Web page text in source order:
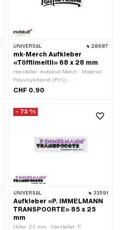
UNIVERSAL 28687
mk-Merch Aufkleber
«Töfflimeitli» 68 x 28 mm
Hersteller: mofakult Merch · Material:
Polyvinylchlorid (PVC) ·
Verwendungsort: Universal ·
Beständigkeit: benzinbeständig ·
CHF 0.90
- 73 %
UNIVERSAL 33591
Aufkleber «P. IMMELMANN
TRANSPOORTE» 85 x 25
mm
Höhe: 25 mm · Hersteller: P.